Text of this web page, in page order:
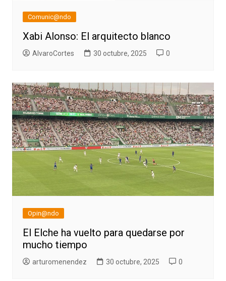
Comunic@ndo
Xabi Alonso: El arquitecto blanco
AlvaroCortes 30 octubre, 2025 0
Opin@ndo
El Elche ha vuelto para quedarse por
mucho tiempo
arturomenendez 30 octubre, 2025 0